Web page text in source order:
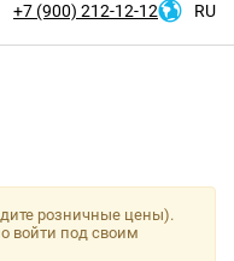
+7 (900) 212-12-12 RU
розничные цены).
войти под своим